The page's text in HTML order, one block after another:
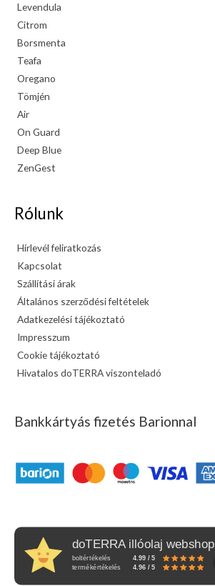
Levendula
Citrom
Borsmenta
Teafa
Oregano
Tömjén
Air
On Guard
Deep Blue
ZenGest
Rólunk
Hírlevél feliratkozás
Kapcsolat
Szállítási árak
Általános szerződési feltételek
Adatkezelési tájékoztató
Impresszum
Cookie tájékoztató
Hivatalos doTERRA viszonteladó
Bankkártyás fizetés Barionnal
doTERRA illóolaj webshop
boltértékelés
4.99 / 5
termékértékelés
4.96 / 5